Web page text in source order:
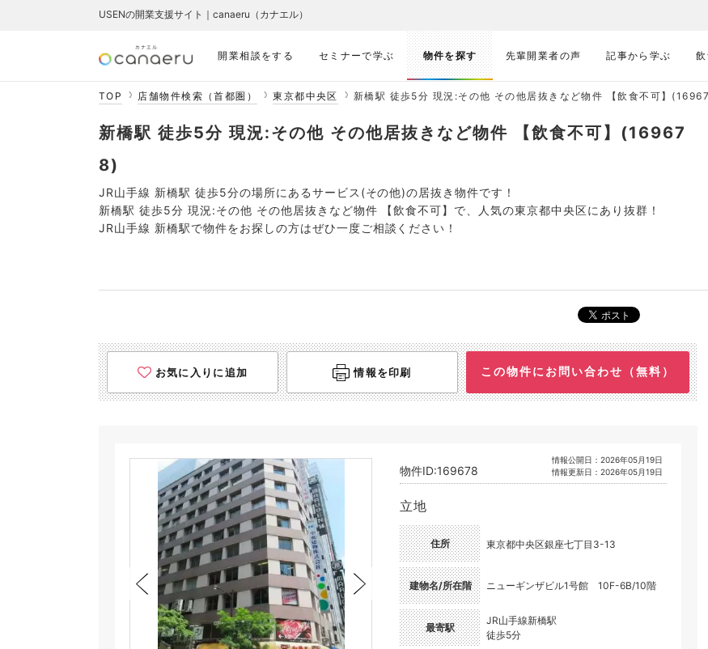
開業相談をする セミナーで学ぶ 物件を探す 先輩開業者の声 記事から学ぶ
USENの開業支援サイト｜canaeru（カナエル）
TOP 店舗物件検索（首都圏） 東京都中央区 新橋駅 徒歩5分 現況:その他 その他居抜きなど物件 【飲食不可】
新橋駅 徒歩5分 現況:その他 その他居抜きなど物件 【飲食不可】(16967
8)
JR山手線 新橋駅 徒歩5分の場所にあるサービス(その他)の居抜き物件です！
新橋駅 徒歩5分 現況:その他 その他居抜きなど物件 【飲食不可】で、人気の東京都中央区にあり抜群！
JR山手線 新橋駅で物件をお探しの方はぜひ一度ご相談ください！
お気に入りに追加 情報を印刷 この物件にお問い合わせ（無料）
物件ID:169678
情報公開日：2026年05月19日
情報更新日：2026年05月19日
立地
住所 東京都中央区銀座七丁目3-13
建物名/所在階 ニューギンザビル1号館 10F-6B/10階
最寄駅
JR山手線新橋駅
徒歩5分